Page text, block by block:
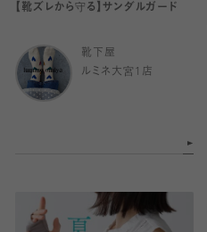
【靴ズレから守る】サンダルガード
靴下屋
ルミネ大宮1店